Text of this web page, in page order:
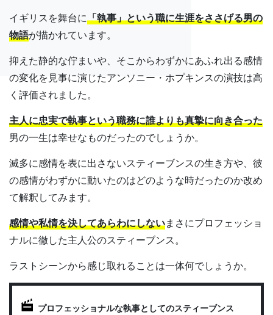
イギリスを舞台に「執事」という職に生涯をささげる男の
物語が描かれています。
抑えた静的な佇まいや、そこからわずかにあふれ出る感情
の変化を見事に演じたアンソニー・ホプキンスの演技は高
く評価されました。
主人に忠実で執事という職務に誰よりも真摯に向き合った
男の一生は幸せなものだったのでしょうか。
滅多に感情を表に出さないスティーブンスの生き方や、彼
の感情がわずかに動いたのはどのような時だったのか改め
て解釈してみます。
感情や私情を決してあらわにしないまさにプロフェッショ
ナルに徹した主人公のスティーブンス。
ラストシーンから感じ取れることは一体何でしょうか。
プロフェッショナルな執事としてのスティーブンス